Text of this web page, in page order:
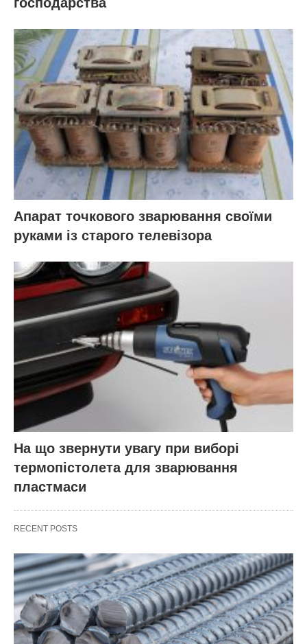
Апарат точкового зварювання своїми
руками із старого телевізора
На що звернути увагу при виборі
термопістолета для зварювання
пластмаси
RECENT POSTS